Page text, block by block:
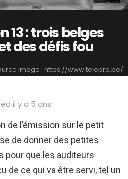
13 : trois belges
des défis fou
image : https://www.telepro.be/
il y a 5 ans
de l’émission sur le petit
de donner des petites
pour que les auditeurs
de ce qui va être servi, tel un